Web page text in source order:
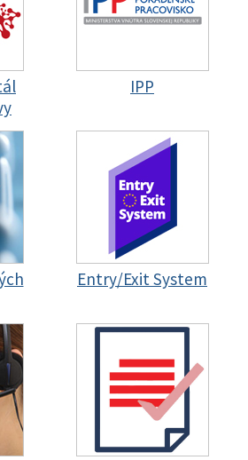
IPP
Entry/Exit System